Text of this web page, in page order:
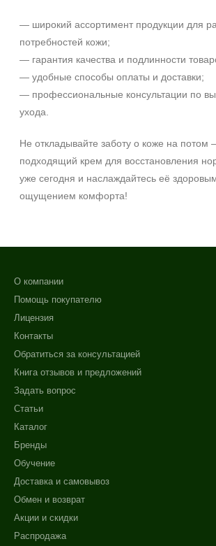
— широкий ассортимент продукции для
потребностей кожи;
— гарантия качества и подлинности
— удобные способы оплаты и доставки;
— профессиональные консультации по
ухода.
Не откладывайте заботу о коже на потом
подходящий крем для восстановления
уже сегодня и наслаждайтесь её
ощущением комфорта!
О компании
Помощь покупателю
Лицензия
Контакты
Обратиться за консультацией
Книга отзывов и предложений
Задать вопрос
Статьи
Каталог
Бренды
Обучение
Доставка и самовывоз
Обмен и возврат
Акции и скидки
Распродажа